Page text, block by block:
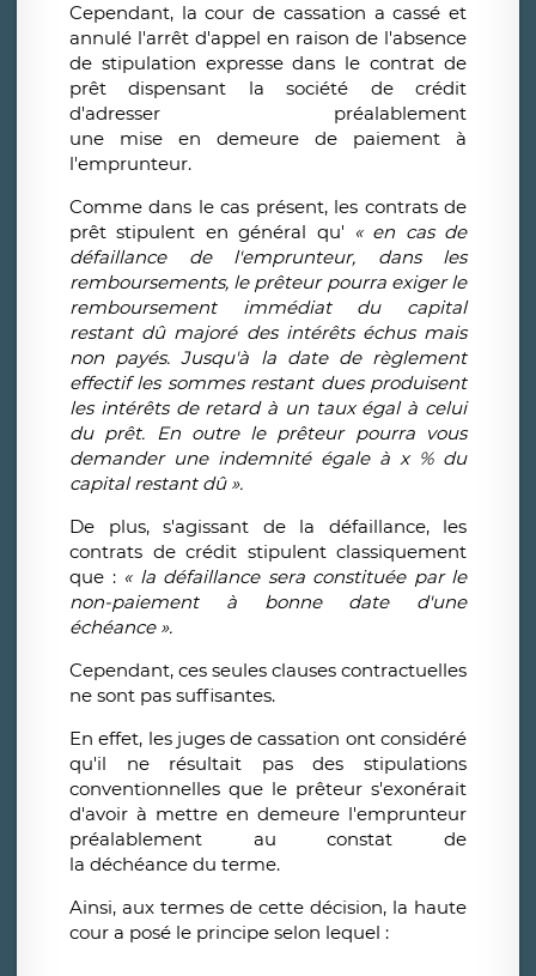
Cependant, la cour de cassation a cassé et
annulé l'arrêt d'appel en raison de l'absence
de stipulation expresse dans le contrat de
prêt dispensant la société de crédit
d'adresser préalablement
une mise en demeure de paiement à
l'emprunteur.
Comme dans le cas présent, les contrats de
prêt stipulent en général qu' « en cas de
défaillance de l'emprunteur, dans les
remboursements, le prêteur pourra exiger le
remboursement immédiat du capital
restant dû majoré des intérêts échus mais
non payés. Jusqu'à la date de règlement
effectif les sommes restant dues produisent
les intérêts de retard à un taux égal à celui
du prêt. En outre le prêteur pourra vous
demander une indemnité égale à x % du
capital restant dû ».
De plus, s'agissant de la défaillance, les
contrats de crédit stipulent classiquement
que : « la défaillance sera constituée par le
non-paiement à bonne date d'une
échéance ».
Cependant, ces seules clauses contractuelles
ne sont pas suffisantes.
En effet, les juges de cassation ont considéré
qu'il ne résultait pas des stipulations
conventionnelles que le prêteur s'exonérait
d'avoir à mettre en demeure l'emprunteur
préalablement au constat de
la déchéance du terme.
Ainsi, aux termes de cette décision, la haute
cour a posé le principe selon lequel :